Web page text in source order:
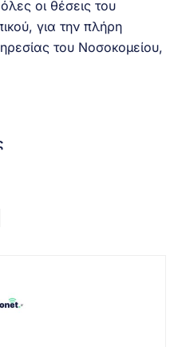
οι θέσεις του
για την πλήρη
του Νοσοκομείου,